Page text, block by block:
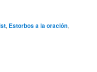
, Estorbos a la oración,